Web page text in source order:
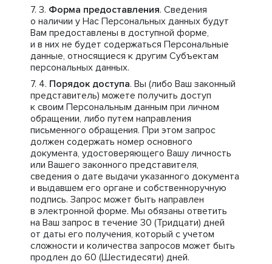
Форма предоставления. Сведения
о наличии у Нас Персональных данных будут
Вам предоставлены в доступной форме,
и в них не будет содержаться Персональные
данные, относящиеся к другим Субъектам
персональных данных.
Порядок доступа. Вы (либо Ваш законный
представитель) можете получить доступ
к своим Персональным данным при личном
обращении, либо путем направления
письменного обращения. При этом запрос
должен содержать номер основного
документа, удостоверяющего Вашу личность
или Вашего законного представителя,
сведения о дате выдачи указанного документа
и выдавшем его органе и собственноручную
подпись. Запрос может быть направлен
в электронной форме. Мы обязаны ответить
на Ваш запрос в течение 30 (Тридцати) дней
от даты его получения, который с учетом
сложности и количества запросов может быть
продлен до 60 (Шестидесяти) дней.